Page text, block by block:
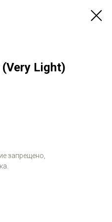
Light)
запрещено,